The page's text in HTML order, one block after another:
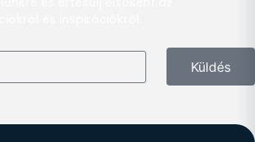
Küldés